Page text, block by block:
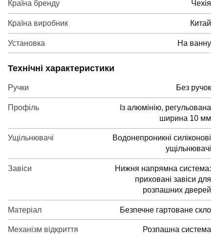
Країна бренду Чехія
Країна виробник Китай
Установка На ванну
Технічні характеристики
Ручки Без ручок
Профіль
Із алюмінію, регульована
ширина 10 мм
Ущільнювачі
Водонепроникні силіконові
ущільнювачі
Завіси
Нижня напрямна система:
приховані завіси для
розпашних дверей
Матеріал Безпечне гартоване скло
Механізм відкриття
Розпашна система